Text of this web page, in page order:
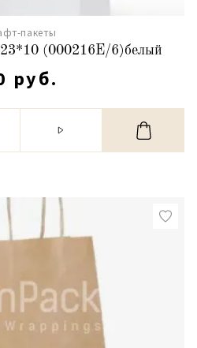
пакеты
(000216Е/6)белый
руб.